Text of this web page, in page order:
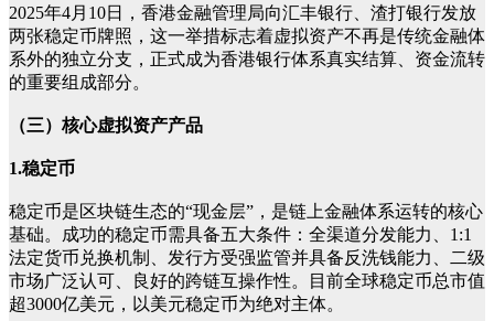
2025年4月10日，香港金融管理局向汇丰银行、渣打银行发放
两张稳定币牌照，这一举措标志着虚拟资产不再是传统金融体
系外的独立分支，正式成为香港银行体系真实结算、资金流转
的重要组成部分。
（三）核心虚拟资产产品
1.稳定币
稳定币是区块链生态的“现金层”，是链上金融体系运转的核心
基础。成功的稳定币需具备五大条件：全渠道分发能力、1:1
法定货币兑换机制、发行方受强监管并具备反洗钱能力、二级
市场广泛认可、良好的跨链互操作性。目前全球稳定币总市值
超3000亿美元，以美元稳定币为绝对主体。